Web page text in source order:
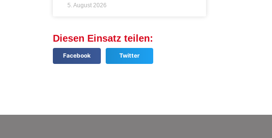
5. August 2026
Diesen Einsatz teilen:
Facebook Twitter